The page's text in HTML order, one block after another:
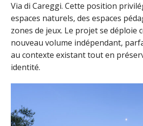
Via di Careggi. Cette position
espaces naturels, des espaces
zones de jeux. Le projet se déploie
nouveau volume indépendant,
au contexte existant tout en
identité.